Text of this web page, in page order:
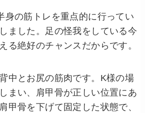
身の筋トレを重点的に行ってい
ました。足の怪我をしている今
る絶好のチャンスだからです。
中とお尻の筋肉です。K様の場
まい、肩甲骨が正しい位置にあ
甲骨を下げて固定した状態で、